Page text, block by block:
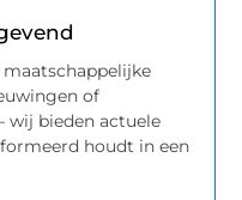
of
wij bieden actuele
houdt in een